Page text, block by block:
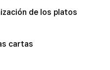
de los platos
cartas